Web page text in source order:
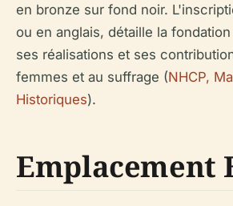
en bronze sur fond noir.
ou en anglais, détaille la
ses réalisations et ses
femmes et au suffrage (NHCP,
Historiques).
Emplacement